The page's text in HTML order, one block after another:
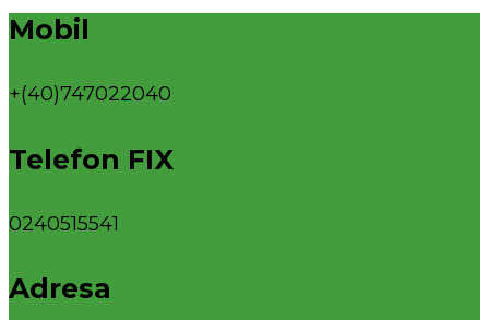
Mobil
+(40)747022040
Telefon FIX
0240515541
Adresa